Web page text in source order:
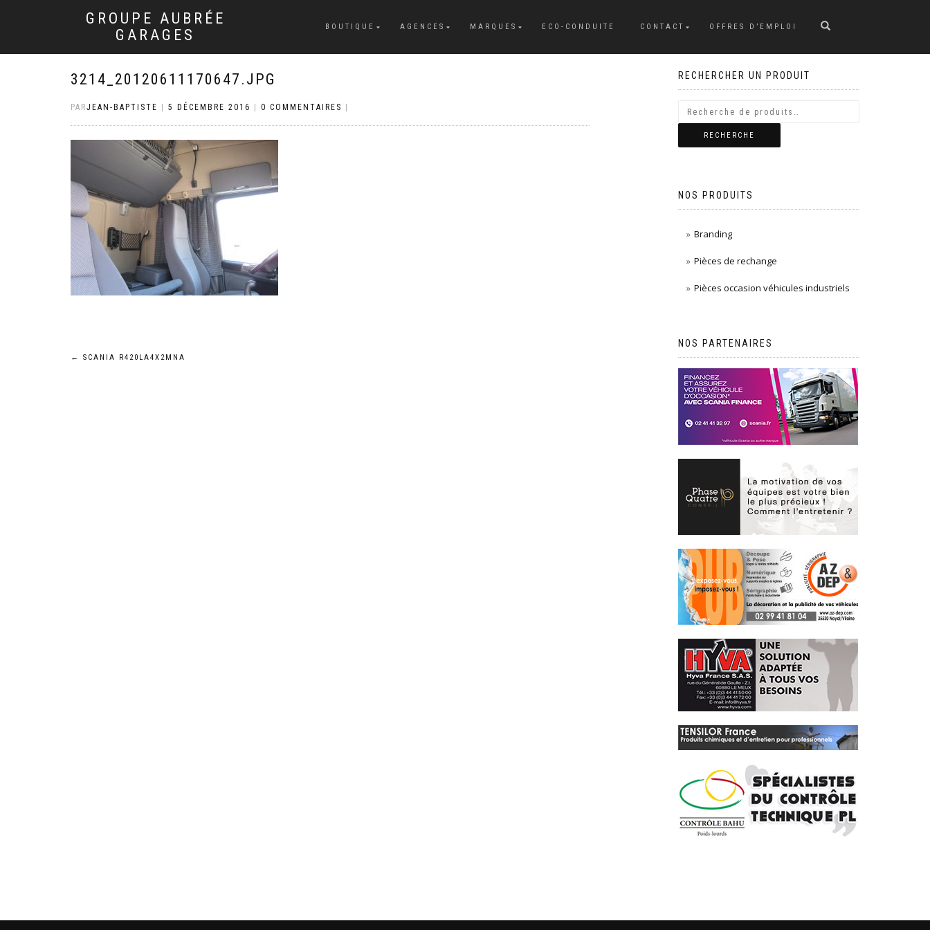
GROUPE AUBRÉE
GARAGES
BOUTIQUE AGENCES MARQUES ECO-CONDUITE CONTACT OFFRES D’EMPLOI
3214_20120611170647.JPG
PARJEAN-BAPTISTE 5 DÉCEMBRE 2016 0 COMMENTAIRES
Navigation
← SCANIA R420LA4X2MNA
RECHERCHER UN PRODUIT
RECHERCHE
NOS PRODUITS
Branding
Pièces de rechange
Pièces occasion véhicules industriels
NOS PARTENAIRES